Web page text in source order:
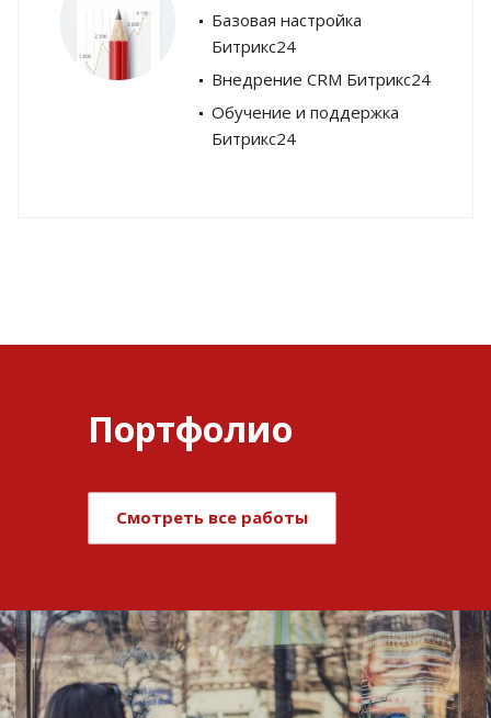
Базовая настройка
Битрикс24
Внедрение CRM Битрикс24
Обучение и поддержка
Битрикс24
Портфолио
Смотреть все работы